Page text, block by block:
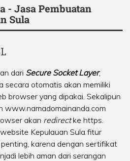
- Jasa Pembuatan
Sula
dari Secure Socket Layer,
secara otomatis akan memiliki
browser yang dipakai. Sekalipun
www.namadomainanda.com
akan redirectke https.
Kepulauan Sula fitur
karena dengan sertifikat
lebih aman dari serangan